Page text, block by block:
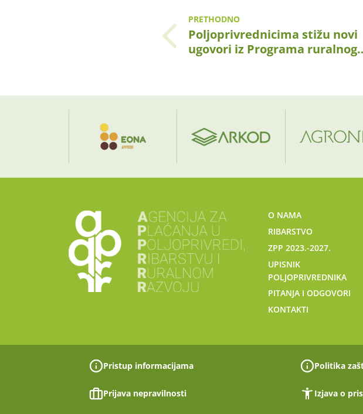
PRETHODNO
Poljoprivrednicima stižu novi
ugovori iz Programa
O NAMA
RIBARSTVO
ZPP 2023.-2027.
UPISNIK
POLJOPRIVREDNIKA
PITANJA I ODGOVORI
KONTAKTI
Pristup informacijama Politika
Prijava nepravilnosti Izjava o